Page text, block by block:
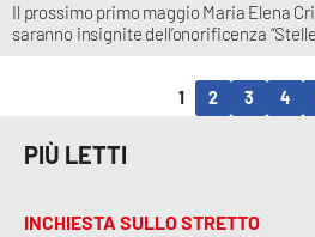
Il prossimo primo maggio Maria Elena
saranno insignite dell’onorificenza
1 2 3 4
PIÙ LETTI
INCHIESTA SULLO STRETTO